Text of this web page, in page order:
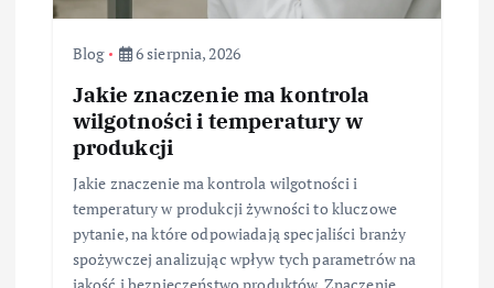
Blog 6 sierpnia, 2026
Jakie znaczenie ma kontrola
wilgotności i temperatury w
produkcji
Jakie znaczenie ma kontrola wilgotności i
temperatury w produkcji żywności to kluczowe
pytanie, na które odpowiadają specjaliści branży
spożywczej analizując wpływ tych parametrów na